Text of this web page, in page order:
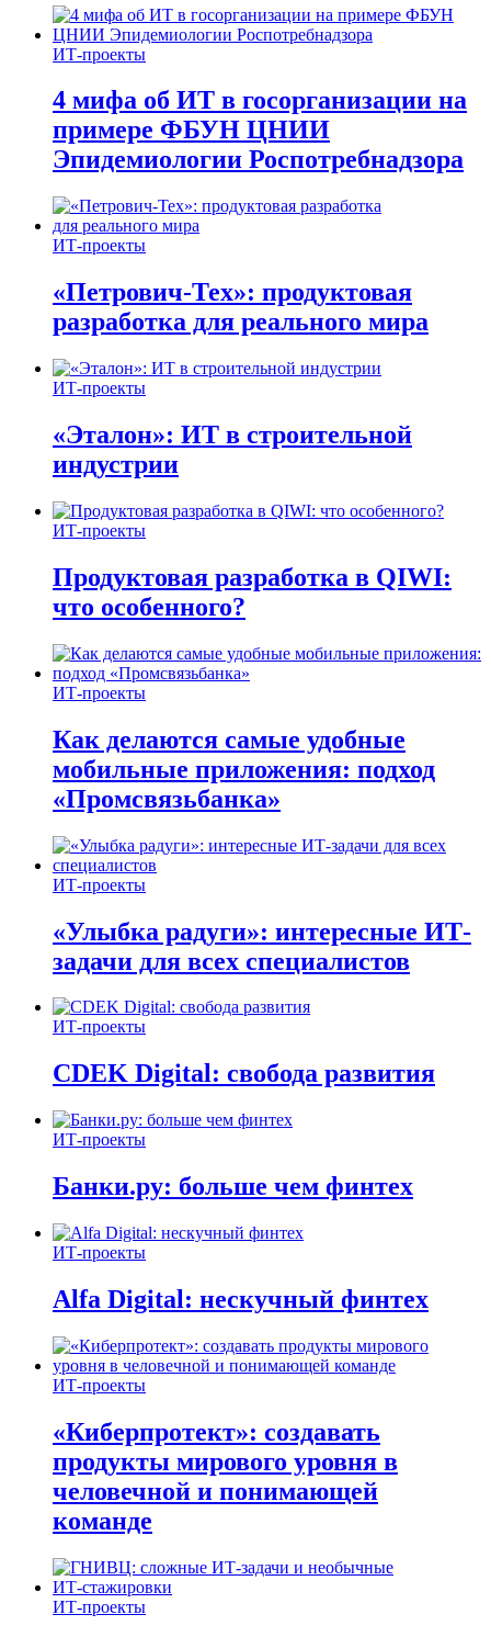
ИТ-проекты
4 мифа об ИТ в госорганизации на
примере ФБУН ЦНИИ
Эпидемиологии Роспотребнадзора
ИТ-проекты
«Петрович-Тех»: продуктовая
разработка для реального мира
ИТ-проекты
«Эталон»: ИТ в строительной
индустрии
ИТ-проекты
Продуктовая разработка в QIWI:
что особенного?
ИТ-проекты
Как делаются самые удобные
мобильные приложения: подход
«Промсвязьбанка»
ИТ-проекты
«Улыбка радуги»: интересные ИТ-
задачи для всех специалистов
ИТ-проекты
CDEK Digital: свобода развития
ИТ-проекты
Банки.ру: больше чем финтех
ИТ-проекты
Alfa Digital: нескучный финтех
ИТ-проекты
«Киберпротект»: создавать
продукты мирового уровня в
человечной и понимающей
команде
ИТ-проекты